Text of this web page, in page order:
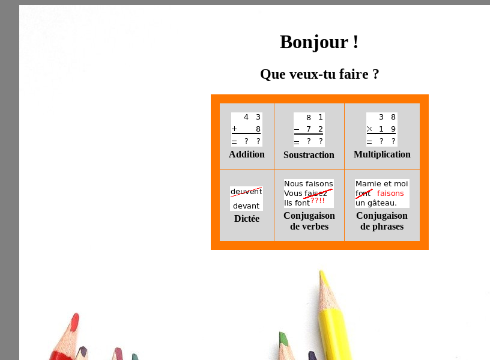
Bonjour !
Que veux-tu faire ?
Addition Soustraction Multiplication
Dictée
Conjugaison
de verbes
Conjugaison
de phrases